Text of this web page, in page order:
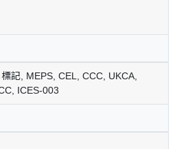
記, MEPS, CEL, CCC, UKCA,
ICES-003